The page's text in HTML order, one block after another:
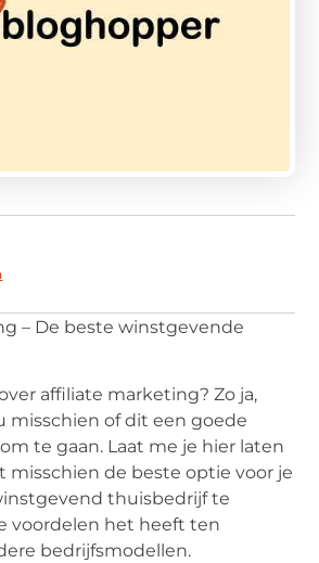
– De beste winstgevende
affiliate marketing? Zo ja,
misschien of dit een goede
te gaan. Laat me je hier laten
misschien de beste optie voor je
thuisbedrijf te
voordelen het heeft ten
bedrijfsmodellen.